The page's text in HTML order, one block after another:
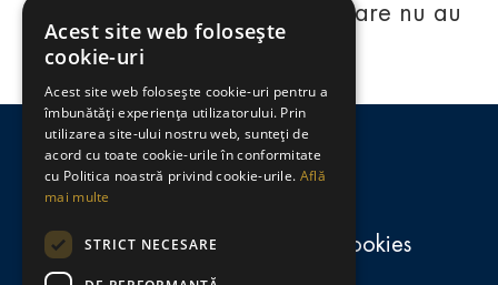
Regulamente
consumă-responsabil.ro
Politica de confidențialitate și cookies
acestui website cu persoane care nu au
împlinit vârsta de 18 ani.
Acest site web folosește
cookie-uri
Acest site web folosește cookie-uri pentru a
îmbunătăți experiența utilizatorului. Prin
utilizarea site-ului nostru web, sunteți de
acord cu toate cookie-urile în conformitate
cu Politica noastră privind cookie-urile. Află
mai multe
STRICT NECESARE